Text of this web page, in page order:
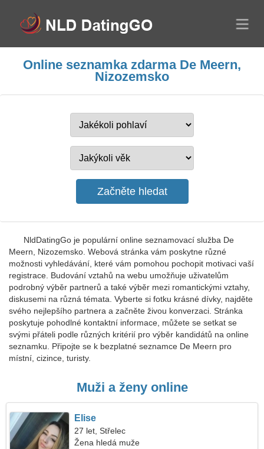
Online seznamka zdarma De Meern,
Nizozemsko
NldDatingGo je populární online seznamovací služba De
Meern, Nizozemsko. Webová stránka vám poskytne různé
možnosti vyhledávání, které vám pomohou pochopit motivaci vaší
registrace. Budování vztahů na webu umožňuje uživatelům
podrobný výběr partnerů a také výběr mezi romantickými vztahy,
diskusemi na různá témata. Vyberte si fotku krásné dívky, najděte
svého nejlepšího partnera a začněte živou konverzaci. Stránka
poskytuje pohodlné kontaktní informace, můžete se setkat se
svými přáteli podle různých kritérií pro výběr kandidátů na online
seznamku. Připojte se k bezplatné seznamce De Meern pro
místní, cizince, turisty.
Muži a ženy online
Elise
27 let, Střelec
Žena hledá muže